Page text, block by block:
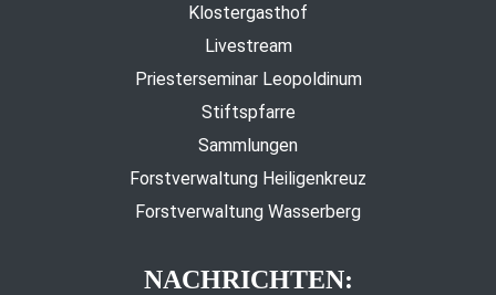
Klostergasthof
Livestream
Priesterseminar Leopoldinum
Stiftspfarre
Sammlungen
Forstverwaltung Heiligenkreuz
Forstverwaltung Wasserberg
NACHRICHTEN: